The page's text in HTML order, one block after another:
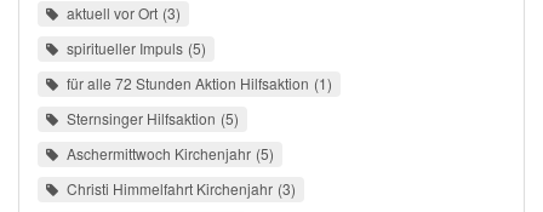
aktuell vor Ort 3
spiritueller Impuls 5
für alle 72 Stunden Aktion Hilfsaktion 1
Sternsinger Hilfsaktion 5
Aschermittwoch Kirchenjahr 5
Christi Himmelfahrt Kirchenjahr 3